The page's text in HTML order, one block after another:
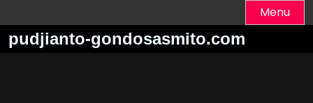
to
content
Menu
pudjianto-gondosasmito.com